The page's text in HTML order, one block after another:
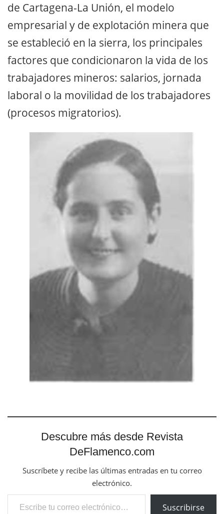
de Cartagena-La Unión, el modelo
empresarial y de explotación minera que
se estableció en la sierra, los principales
factores que condicionaron la vida de los
trabajadores mineros: salarios, jornada
laboral o la movilidad de los trabajadores
(procesos migratorios).
Descubre más desde Revista
DeFlamenco.com
Suscríbete y recibe las últimas entradas en tu correo
electrónico.
Escribe tu correo electrónico…
Suscribirse